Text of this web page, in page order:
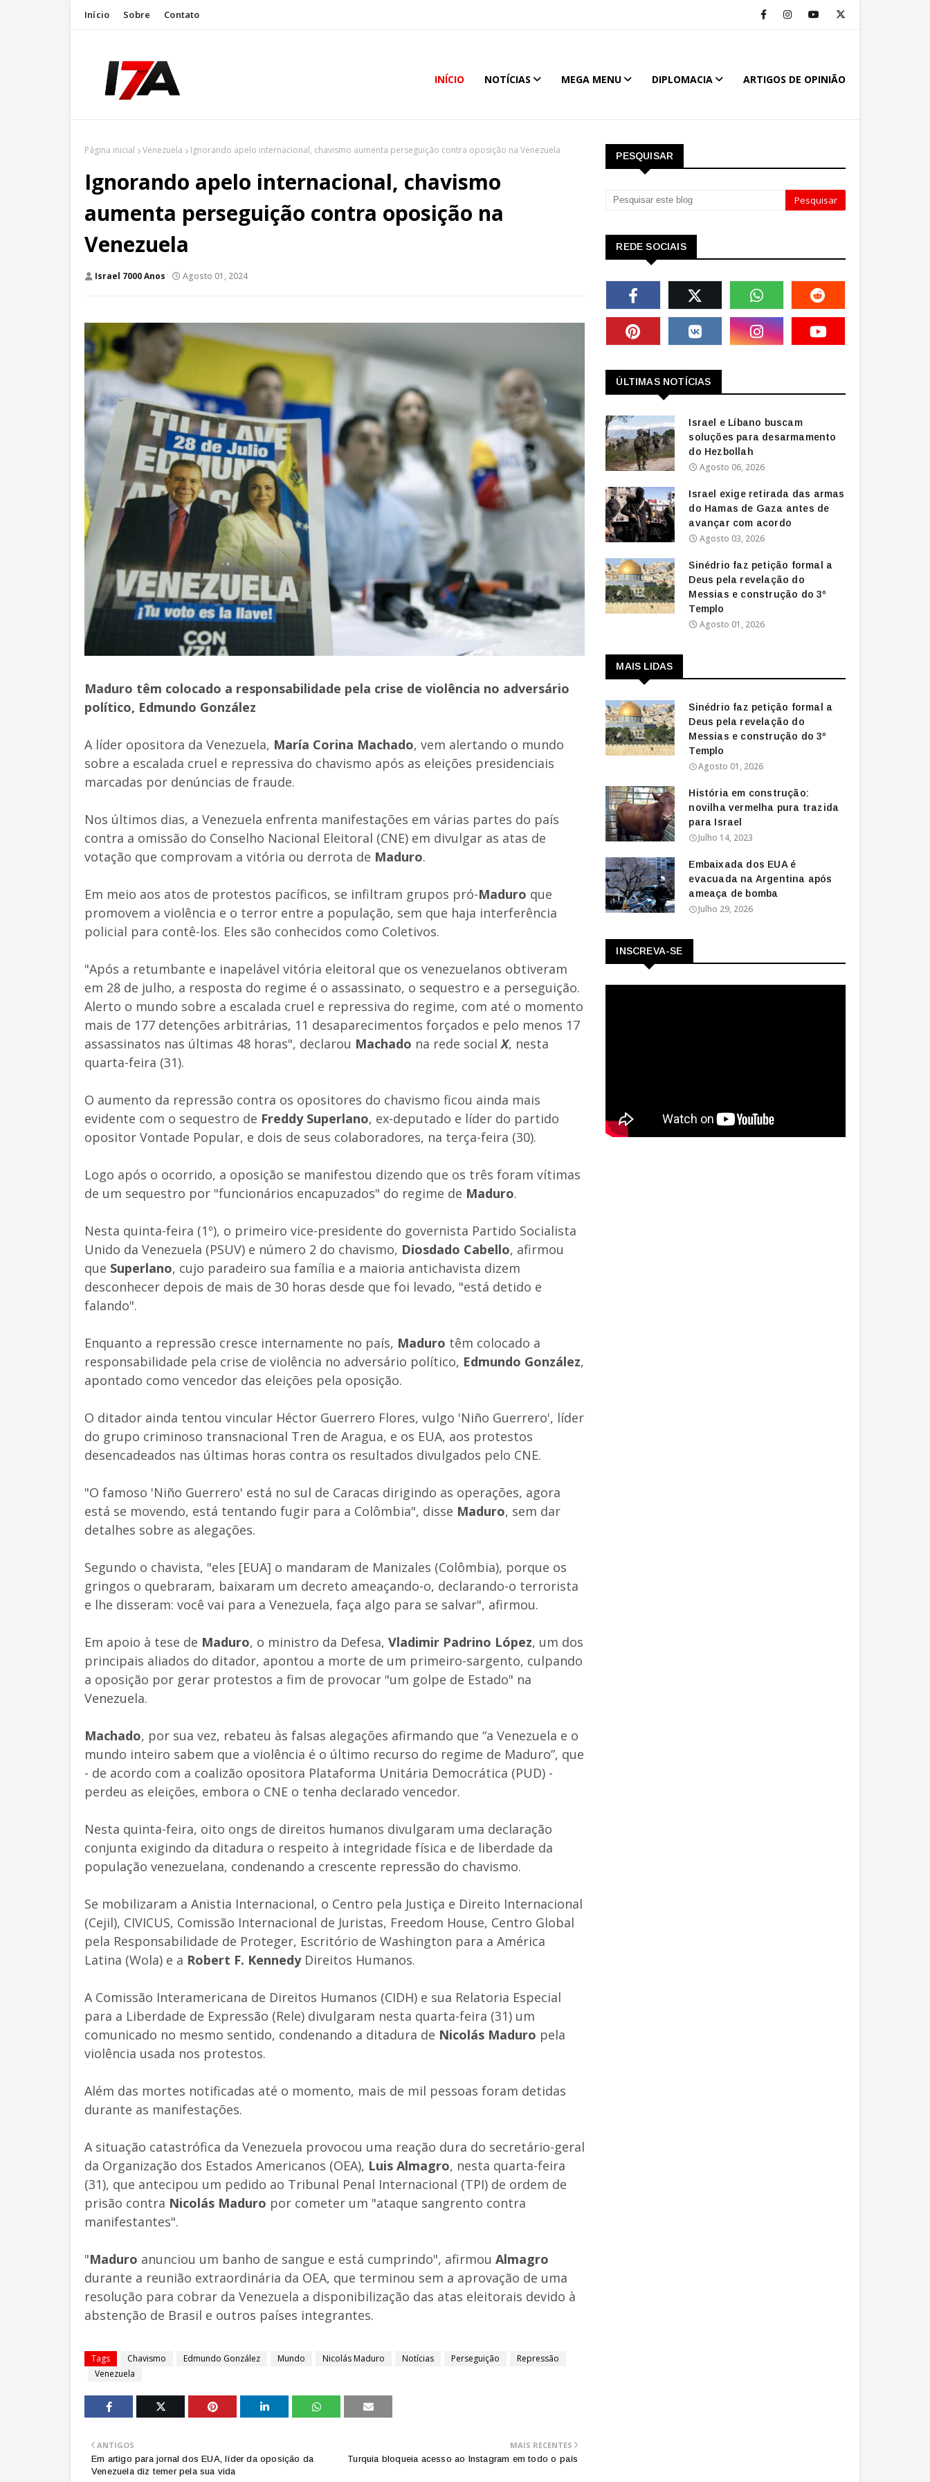
Início Sobre Contato
INÍCIO NOTÍCIAS MEGA MENU DIPLOMACIA ARTIGOS DE OPINIÃO
Página inicial Venezuela Ignorando apelo internacional, chavismo aumenta perseguição contra oposição na Venezuela
Ignorando apelo internacional, chavismo
aumenta perseguição contra oposição na
Venezuela
Israel 7000 Anos Agosto 01, 2024
Maduro têm colocado a responsabilidade pela crise de violência no adversário
político, Edmundo González
A líder opositora da Venezuela, María Corina Machado, vem alertando o mundo
sobre a escalada cruel e repressiva do chavismo após as eleições presidenciais
marcadas por denúncias de fraude.
Nos últimos dias, a Venezuela enfrenta manifestações em várias partes do país
contra a omissão do Conselho Nacional Eleitoral (CNE) em divulgar as atas de
votação que comprovam a vitória ou derrota de Maduro.
Em meio aos atos de protestos pacíficos, se infiltram grupos pró-Maduro que
promovem a violência e o terror entre a população, sem que haja interferência
policial para contê-los. Eles são conhecidos como Coletivos.
"Após a retumbante e inapelável vitória eleitoral que os venezuelanos obtiveram
em 28 de julho, a resposta do regime é o assassinato, o sequestro e a perseguição.
Alerto o mundo sobre a escalada cruel e repressiva do regime, com até o momento
mais de 177 detenções arbitrárias, 11 desaparecimentos forçados e pelo menos 17
assassinatos nas últimas 48 horas", declarou Machado na rede social X, nesta
quarta-feira (31).
O aumento da repressão contra os opositores do chavismo ficou ainda mais
evidente com o sequestro de Freddy Superlano, ex-deputado e líder do partido
opositor Vontade Popular, e dois de seus colaboradores, na terça-feira (30).
Logo após o ocorrido, a oposição se manifestou dizendo que os três foram vítimas
de um sequestro por "funcionários encapuzados" do regime de Maduro.
Nesta quinta-feira (1º), o primeiro vice-presidente do governista Partido Socialista
Unido da Venezuela (PSUV) e número 2 do chavismo, Diosdado Cabello, afirmou
que Superlano, cujo paradeiro sua família e a maioria antichavista dizem
desconhecer depois de mais de 30 horas desde que foi levado, "está detido e
falando".
Enquanto a repressão cresce internamente no país, Maduro têm colocado a
responsabilidade pela crise de violência no adversário político, Edmundo González,
apontado como vencedor das eleições pela oposição.
O ditador ainda tentou vincular Héctor Guerrero Flores, vulgo 'Niño Guerrero', líder
do grupo criminoso transnacional Tren de Aragua, e os EUA, aos protestos
desencadeados nas últimas horas contra os resultados divulgados pelo CNE.
"O famoso 'Niño Guerrero' está no sul de Caracas dirigindo as operações, agora
está se movendo, está tentando fugir para a Colômbia", disse Maduro, sem dar
detalhes sobre as alegações.
Segundo o chavista, "eles [EUA] o mandaram de Manizales (Colômbia), porque os
gringos o quebraram, baixaram um decreto ameaçando-o, declarando-o terrorista
e lhe disseram: você vai para a Venezuela, faça algo para se salvar", afirmou.
Em apoio à tese de Maduro, o ministro da Defesa, Vladimir Padrino López, um dos
principais aliados do ditador, apontou a morte de um primeiro-sargento, culpando
a oposição por gerar protestos a fim de provocar "um golpe de Estado" na
Venezuela.
Machado, por sua vez, rebateu às falsas alegações afirmando que “a Venezuela e o
mundo inteiro sabem que a violência é o último recurso do regime de Maduro”, que
- de acordo com a coalizão opositora Plataforma Unitária Democrática (PUD) -
perdeu as eleições, embora o CNE o tenha declarado vencedor.
Nesta quinta-feira, oito ongs de direitos humanos divulgaram uma declaração
conjunta exigindo da ditadura o respeito à integridade física e de liberdade da
população venezuelana, condenando a crescente repressão do chavismo.
Se mobilizaram a Anistia Internacional, o Centro pela Justiça e Direito Internacional
(Cejil), CIVICUS, Comissão Internacional de Juristas, Freedom House, Centro Global
pela Responsabilidade de Proteger, Escritório de Washington para a América
Latina (Wola) e a Robert F. KennedyDireitos Humanos.
A Comissão Interamericana de Direitos Humanos (CIDH) e sua Relatoria Especial
para a Liberdade de Expressão (Rele) divulgaram nesta quarta-feira (31) um
comunicado no mesmo sentido, condenando a ditadura de Nicolás Maduro pela
violência usada nos protestos.
Além das mortes notificadas até o momento, mais de mil pessoas foram detidas
durante as manifestações.
A situação catastrófica da Venezuela provocou uma reação dura do secretário-geral
da Organização dos Estados Americanos (OEA), Luis Almagro, nesta quarta-feira
(31), que antecipou um pedido ao Tribunal Penal Internacional (TPI) de ordem de
prisão contra Nicolás Maduro por cometer um "ataque sangrento contra
manifestantes".
"Maduro anunciou um banho de sangue e está cumprindo", afirmou Almagro
durante a reunião extraordinária da OEA, que terminou sem a aprovação de uma
resolução para cobrar da Venezuela a disponibilização das atas eleitorais devido à
abstenção de Brasil e outros países integrantes.
Tags Chavismo Edmundo González Mundo Nicolás Maduro Notícias Perseguição
Repressão
Venezuela
MAIS RECENTES
Turquia bloqueia acesso ao Instagram em todo o país
ANTIGOS
Em artigo para jornal dos EUA, líder da oposição da
Venezuela diz temer pela sua vida
PESQUISAR
REDE SOCIAIS
ÚLTIMAS NOTÍCIAS
Israel e Líbano buscam
soluções para desarmamento
do Hezbollah
Agosto 06, 2026
Israel exige retirada das armas
do Hamas de Gaza antes de
avançar com acordo
Agosto 03, 2026
Sinédrio faz petição formal a
Deus pela revelação do
Messias e construção do 3º
Templo
Agosto 01, 2026
MAIS LIDAS
Sinédrio faz petição formal a
Deus pela revelação do
Messias e construção do 3º
Templo
Agosto 01, 2026
História em construção:
novilha vermelha pura trazida
para Israel
Julho 14, 2023
Embaixada dos EUA é
evacuada na Argentina após
ameaça de bomba
Julho 29, 2026
INSCREVA-SE